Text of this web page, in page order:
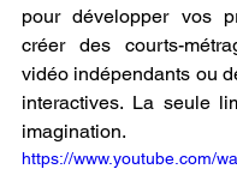
pour développer vos
créer des courts-
vidéo indépendants ou
interactives. La seule
imagination.
https://www.youtube.com/